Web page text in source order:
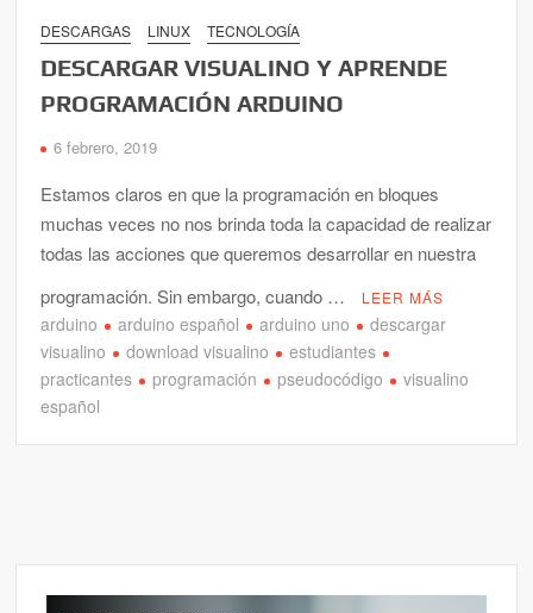
DESCARGAS LINUX TECNOLOGÍA
DESCARGAR VISUALINO Y APRENDE
PROGRAMACIÓN ARDUINO
6 febrero, 2019
Estamos claros en que la programación en bloques
muchas veces no nos brinda toda la capacidad de realizar
todas las acciones que queremos desarrollar en nuestra
programación. Sin embargo, cuando …
LEER MÁS
arduino arduino español arduino uno
descargar
visualino
download visualino
estudiantes
practicantes
programación pseudocódigo
visualino
español